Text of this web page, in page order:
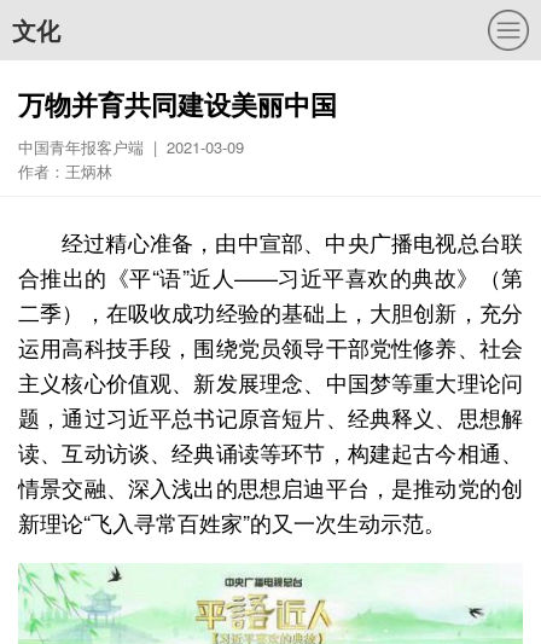
文化
万物并育共同建设美丽中国
中国青年报客户端 | 2021-03-09
作者：王炳林
经过精心准备，由中宣部、中央广播电视总台联
合推出的《平“语”近人——习近平喜欢的典故》（第
二季），在吸收成功经验的基础上，大胆创新，充分
运用高科技手段，围绕党员领导干部党性修养、社会
主义核心价值观、新发展理念、中国梦等重大理论问
题，通过习近平总书记原音短片、经典释义、思想解
读、互动访谈、经典诵读等环节，构建起古今相通、
情景交融、深入浅出的思想启迪平台，是推动党的创
新理论“飞入寻常百姓家”的又一次生动示范。